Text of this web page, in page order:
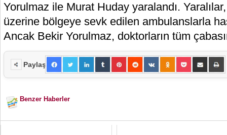
Yorulmaz ile Murat Huday yaralandı.
üzerine bölgeye sevk edilen ambulanslarla
Ancak Bekir Yorulmaz, doktorların tüm
Paylaş
Benzer Haberler